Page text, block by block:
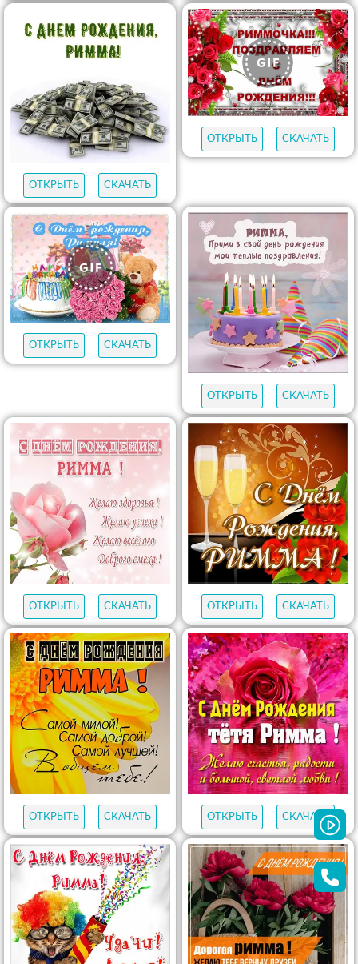
ОТКРЫТЬ СКАЧАТЬ
ОТКРЫТЬ СКАЧАТЬ
ОТКРЫТЬ СКАЧАТЬ
ОТКРЫТЬ СКАЧАТЬ
ОТКРЫТЬ СКАЧАТЬ ОТКРЫТЬ СКАЧАТЬ
ОТКРЫТЬ СКАЧАТЬ ОТКРЫТЬ СКАЧАТЬ